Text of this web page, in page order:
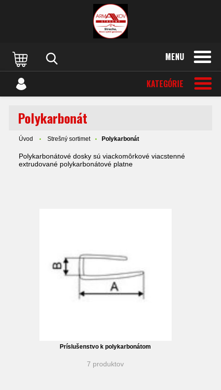
MENU
KATEGÓRIE
Polykarbonát
Úvod Strešný sortimet Polykarbonát
Polykarbonátové dosky sú viackomôrkové viacstenné
extrudované polykarbonátové platne
Príslušenstvo k polykarbonátom
7 produktov